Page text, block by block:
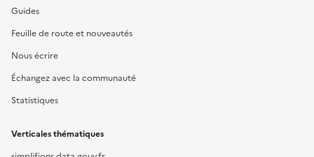
Guides
Feuille de route et nouveautés
Nous écrire
Échangez avec la communauté
Statistiques
Verticales thématiques